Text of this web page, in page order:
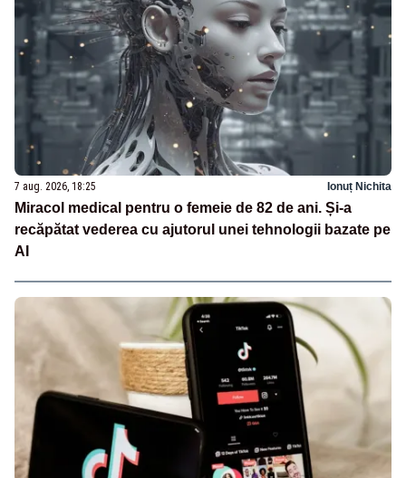
7 aug. 2026, 18:25 Ionuț Nichita
Miracol medical pentru o femeie de 82 de ani. Și-a
recăpătat vederea cu ajutorul unei tehnologii bazate pe
AI